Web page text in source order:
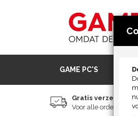
GAME PC'S
Gratis verzending
Voor alle orders